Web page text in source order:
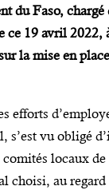
du Faso,
19 avril 2022,
la mise en
efforts
vu obligé
locaux
choisi, au regard